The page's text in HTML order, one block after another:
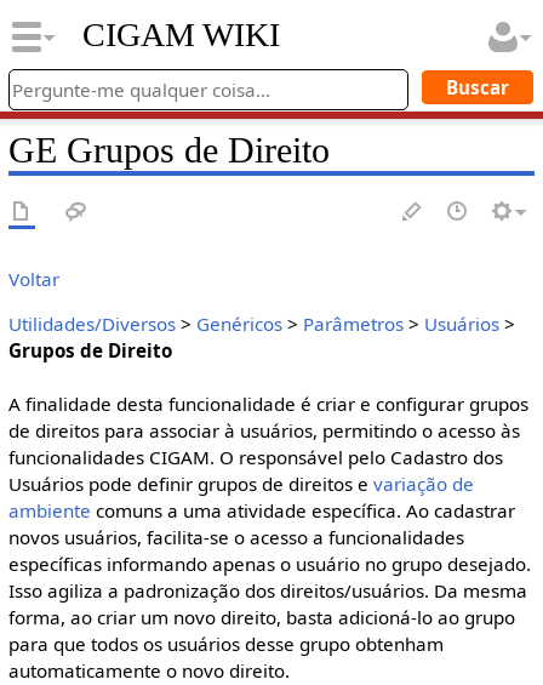
CIGAM WIKI
GE Grupos de Direito
Voltar
Utilidades/Diversos> Genéricos> Parâmetros> Usuários>
Grupos de Direito
A finalidade desta funcionalidade é criar e configurar grupos
de direitos para associar à usuários, permitindo o acesso às
funcionalidades CIGAM. O responsável pelo Cadastro dos
Usuários pode definir grupos de direitos e variação de
ambiente comuns a uma atividade específica. Ao cadastrar
novos usuários, facilita-se o acesso a funcionalidades
específicas informando apenas o usuário no grupo desejado.
Isso agiliza a padronização dos direitos/usuários. Da mesma
forma, ao criar um novo direito, basta adicioná-lo ao grupo
para que todos os usuários desse grupo obtenham
automaticamente o novo direito.